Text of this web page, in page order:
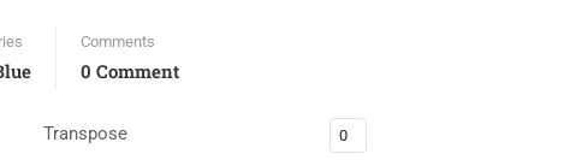
Comments
0 Comment
Transpose